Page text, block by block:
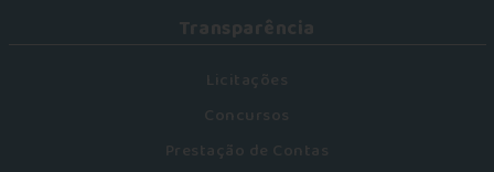
Transparência
Licitações
Concursos
Prestação de Contas